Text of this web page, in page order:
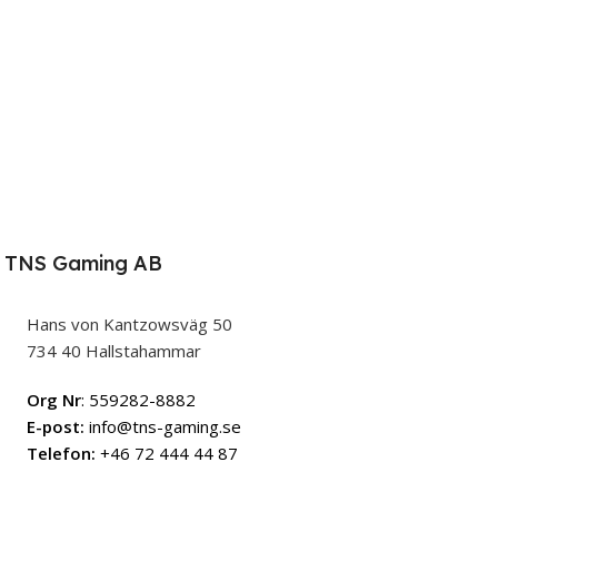
TNS Gaming AB
Hans von Kantzowsväg 50
734 40 Hallstahammar
Org Nr: 559282-8882
E-post: info@tns-gaming.se
Telefon: +46 72 444 44 87